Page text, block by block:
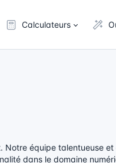
Calculateurs
équipe talentueuse et
dans le domaine